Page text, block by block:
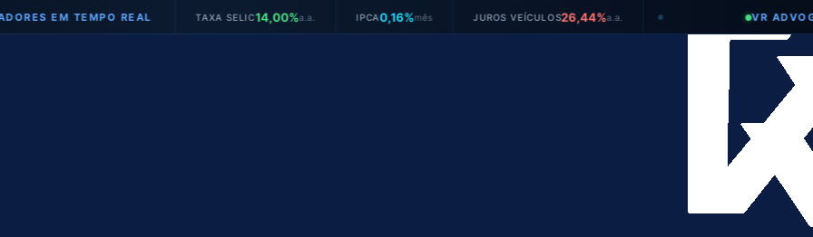
TAXA SELIC14,00% IPCA0,16%mês JUROS VEÍCULOS26,44% a.a. ● VR ADVOGADOS TAXA SELIC